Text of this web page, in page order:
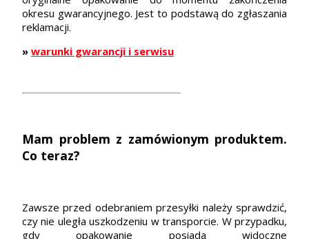
okresu gwarancyjnego. Jest to podstawą do zgłaszania
reklamacji.
» warunki gwarancji i serwisu
Mam problem z zamówionym produktem.
Co teraz?
Zawsze przed odebraniem przesyłki należy sprawdzić,
czy nie uległa uszkodzeniu w transporcie. W przypadku,
gdy opakowanie posiada widoczne